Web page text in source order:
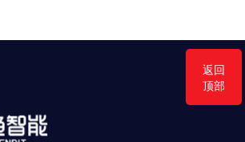
返回
顶部